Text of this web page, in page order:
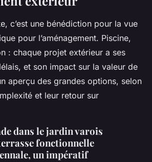
c’est une bénédiction pour la vue
pour l’aménagement. Piscine,
: chaque projet extérieur a ses
et son impact sur la valeur de
aperçu des grandes options, selon
et leur retour sur
dans le jardin varois
fonctionnelle
un impératif